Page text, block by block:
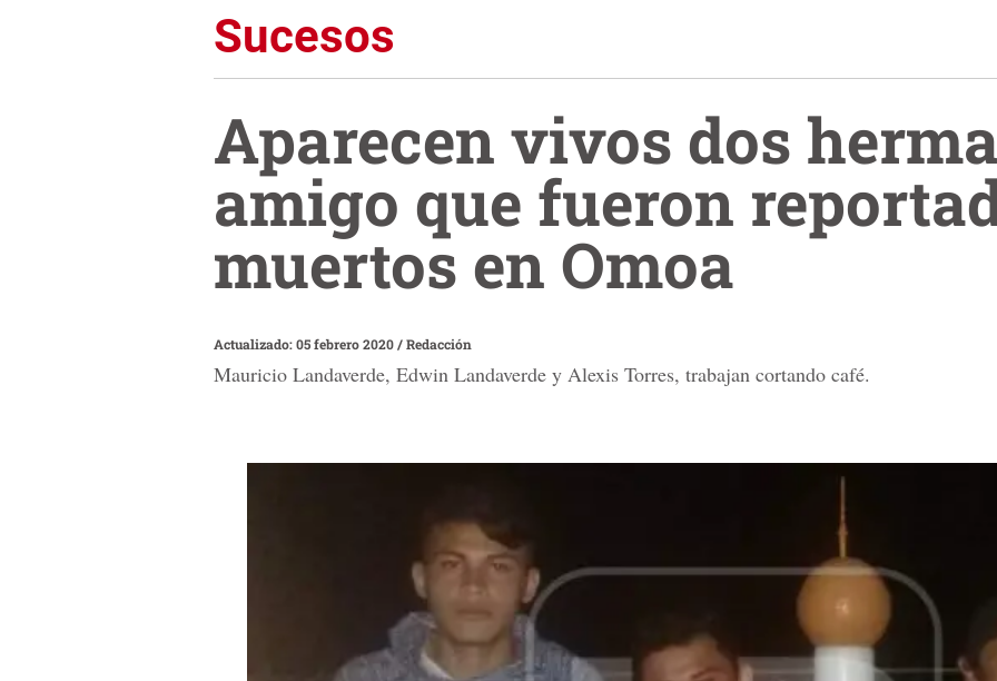
Sucesos
Aparecen vivos dos
amigo que fueron
muertos en Omoa
Actualizado: 05 febrero 2020/Redacción
Mauricio Landaverde, Edwin Landaverde y Alexis Torres, trabajan cortando café.